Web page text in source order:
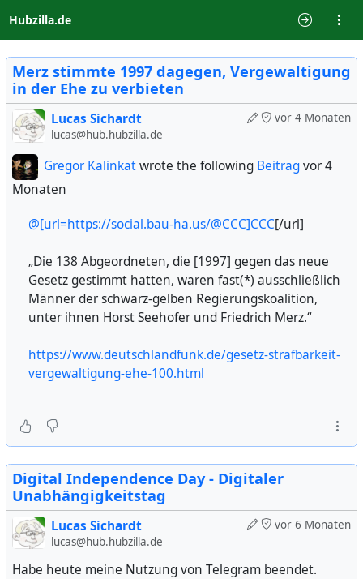
Hubzilla.de
Merz stimmte 1997 dagegen, Vergewaltigung
in der Ehe zu verbieten
vor 4 Monaten
Lucas Sichardt
lucas@hub.hubzilla.de
Gregor Kalinkatwrote the following Beitragvor 4
Monaten
@[url=https://social.bau-ha.us/@CCC]CCC[/url]
„Die 138 Abgeordneten, die [1997] gegen das neue
Gesetz gestimmt hatten, waren fast(*) ausschließlich
Männer der schwarz-gelben Regierungskoalition,
unter ihnen Horst Seehofer und Friedrich Merz.“
https://www.deutschlandfunk.de/gesetz-strafbarkeit-
vergewaltigung-ehe-100.html
Digital Independence Day - Digitaler
Unabhängigkeitstag
vor 6 Monaten
Lucas Sichardt
lucas@hub.hubzilla.de
Habe heute meine Nutzung von Telegram beendet.